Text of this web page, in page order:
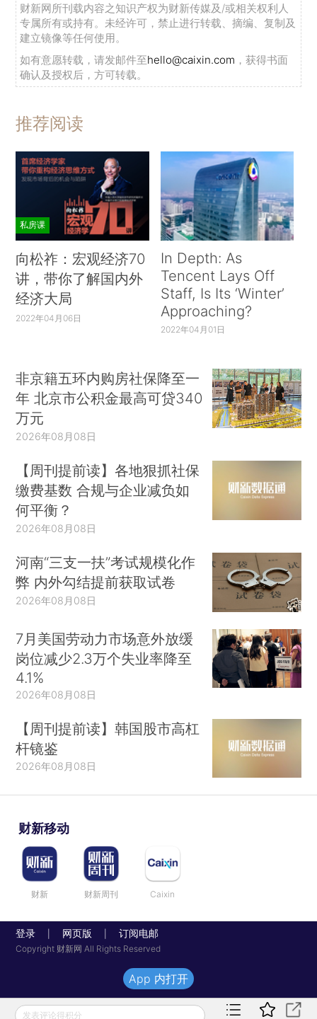
财新网所刊载内容之知识产权为财新传媒及/或相关权利人
专属所有或持有。未经许可，禁止进行转载、摘编、复制及
建立镜像等任何使用。
如有意愿转载，请发邮件至hello@caixin.com ，获得书面
确认及授权后，方可转载。
推荐阅读
私房课
向松祚：宏观经济70
讲，带你了解国内外
经济大局
2022年04月06日
In Depth: As
Tencent Lays Off
Staff, Is Its ‘Winter’
Approaching?
2022年04月01日
非京籍五环内购房社保降至一
年 北京市公积金最高可贷340
万元
2026年08月08日
【周刊提前读】各地狠抓社保
缴费基数 合规与企业减负如
何平衡？
2026年08月08日
河南“三支一扶”考试规模化作
弊 内外勾结提前获取试卷
2026年08月08日
7月美国劳动力市场意外放缓
岗位减少2.3万个失业率降至
4.1%
2026年08月08日
【周刊提前读】韩国股市高杠
杆镜鉴
2026年08月08日
财新移动
财新 财新周刊 Caixin
登录 网页版 订阅电邮
Copyright 财新网 All Rights Reserved
发表评论得积分
App 内打开